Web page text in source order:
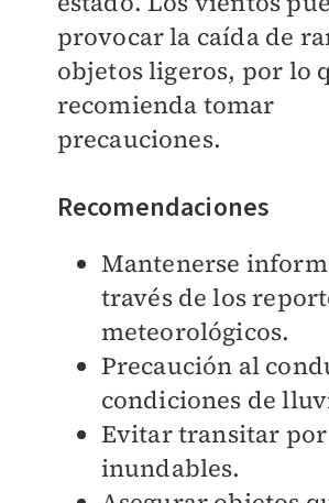
provocar la caída de
objetos ligeros, por lo
recomienda tomar
precauciones.
Recomendaciones
Mantenerse
través de los
meteorológicos.
Precaución al
condiciones de
Evitar transitar por
inundables.